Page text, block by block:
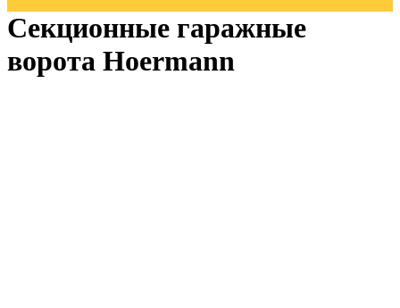
Секционные гаражные
ворота Hoermann